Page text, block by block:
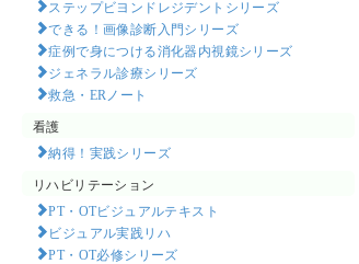
ステップビヨンドレジデントシリーズ
できる！画像診断入門シリーズ
症例で身につける消化器内視鏡シリーズ
ジェネラル診療シリーズ
救急・ERノート
看護
納得！実践シリーズ
リハビリテーション
PT・OTビジュアルテキスト
ビジュアル実践リハ
PT・OT必修シリーズ